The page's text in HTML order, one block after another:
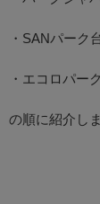
・SANパーク
・エコロパー
の順に紹介しま